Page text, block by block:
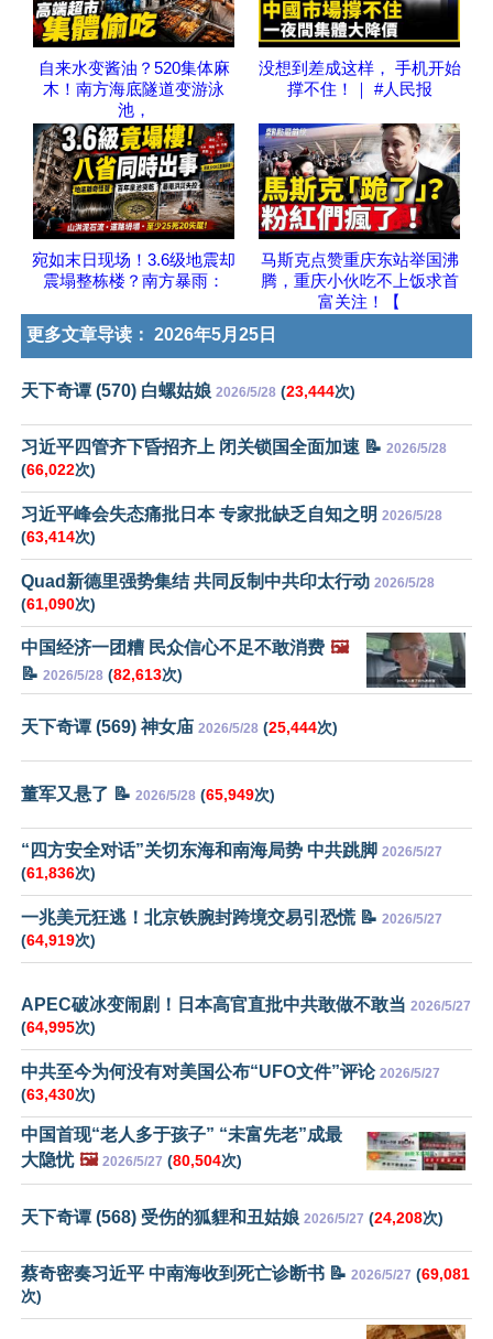
自来水变酱油？520集体麻
木！南方海底隧道变游泳
池，
没想到差成这样， 手机开始
撑不住！｜ #人民报
宛如末日现场！3.6级地震却
震塌整栋楼？南方暴雨：
马斯克点赞重庆东站举国沸
腾，重庆小伙吃不上饭求首
富关注！【
更多文章导读： 2026年5月25日
天下奇谭 (570) 白螺姑娘 2026/5/28 (23,444次)
习近平四管齐下昏招齐上 闭关锁国全面加速 📝 2026/5/28
(66,022次)
习近平峰会失态痛批日本 专家批缺乏自知之明 2026/5/28
(63,414次)
Quad新德里强势集结 共同反制中共印太行动 2026/5/28
(61,090次)
中国经济一团糟 民众信心不足不敢消费 🖼️
📝 2026/5/28 (82,613次)
天下奇谭 (569) 神女庙 2026/5/28 (25,444次)
董军又悬了 📝 2026/5/28 (65,949次)
“四方安全对话”关切东海和南海局势 中共跳脚 2026/5/27
(61,836次)
一兆美元狂逃！北京铁腕封跨境交易引恐慌 📝 2026/5/27
(64,919次)
APEC破冰变闹剧！日本高官直批中共敢做不敢当 2026/5/27
(64,995次)
中共至今为何没有对美国公布“UFO文件”评论 2026/5/27
(63,430次)
中国首现“老人多于孩子” “未富先老”成最
大隐忧 🖼️ 2026/5/27 (80,504次)
天下奇谭 (568) 受伤的狐貍和丑姑娘 2026/5/27 (24,208次)
蔡奇密奏习近平 中南海收到死亡诊断书 📝 2026/5/27 (69,081
次)